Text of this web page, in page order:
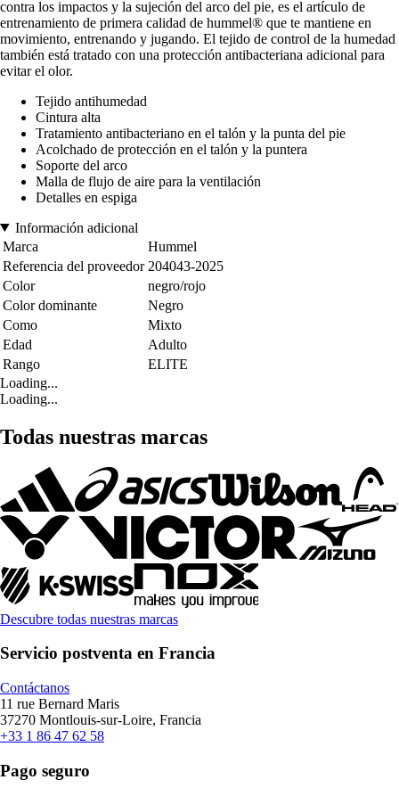
contra los impactos y la sujeción del arco del pie, es el artículo de
entrenamiento de primera calidad de hummel® que te mantiene en
movimiento, entrenando y jugando. El tejido de control de la humedad
también está tratado con una protección antibacteriana adicional para
evitar el olor.
Tejido antihumedad
Cintura alta
Tratamiento antibacteriano en el talón y la punta del pie
Acolchado de protección en el talón y la puntera
Soporte del arco
Malla de flujo de aire para la ventilación
Detalles en espiga
Información adicional
Marca
Hummel
Referencia del proveedor 204043-2025
Color
negro/rojo
Color dominante
Negro
Como
Mixto
Edad
Adulto
Rango
ELITE
Loading...
Loading...
Todas nuestras marcas
Descubre todas nuestras marcas
Servicio postventa en Francia
Contáctanos
11 rue Bernard Maris
37270 Montlouis-sur-Loire, Francia
+33 1 86 47 62 58
Pago seguro